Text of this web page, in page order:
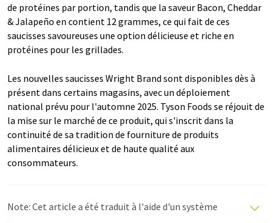
de protéines par portion, tandis que la saveur Bacon, Cheddar
& Jalapeño en contient 12 grammes, ce qui fait de ces
saucisses savoureuses une option délicieuse et riche en
protéines pour les grillades.
Les nouvelles saucisses Wright Brand sont disponibles dès à
présent dans certains magasins, avec un déploiement
national prévu pour l'automne 2025. Tyson Foods se réjouit de
la mise sur le marché de ce produit, qui s'inscrit dans la
continuité de sa tradition de fourniture de produits
alimentaires délicieux et de haute qualité aux
consommateurs.
Note: Cet article a été traduit à l'aide d'un système